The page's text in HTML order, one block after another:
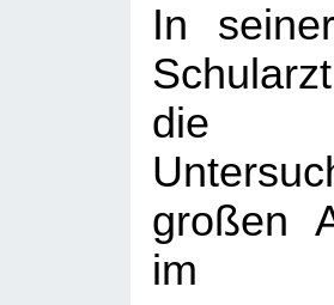
In
die
großen
im